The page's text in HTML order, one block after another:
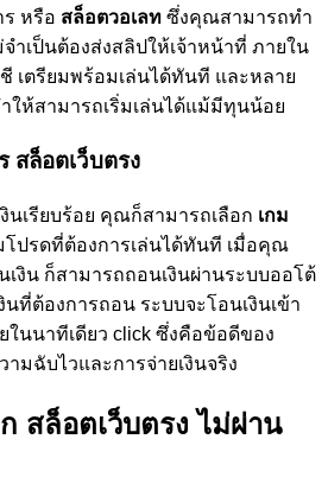
หรือ สล็อตวอเลท ซึ่งคุณสามารถทำ
จำเป็นต้องส่งสลิปให้เจ้าหน้าที่ ภายใน
เตรียมพร้อมเล่นได้ทันที และหลาย
ให้สามารถเริ่มเล่นได้แม้มีทุนน้อย
สล็อตเว็บตรง
นเรียบร้อย คุณก็สามารถเลือก เกม
โปรดที่ต้องการเล่นได้ทันที เมื่อคุณ
เงิน ก็สามารถถอนเงินผ่านระบบออโต้
นที่ต้องการถอน ระบบจะโอนเงินเข้า
นนาทีเดียว click ซึ่งคือข้อดีของ
มฉับไวและการจ่ายเงินจริง
สล็อตเว็บตรง ไม่ผ่าน